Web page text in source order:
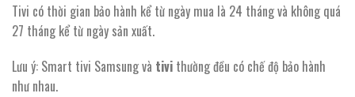
Tivi có thời gian bảo hành kể từ ngày mua là 24 tháng và không quá
27 tháng kể từ ngày sản xuất.
Lưu ý: Smart tivi Samsung và tivi thường đều có chế độ bảo hành
như nhau.